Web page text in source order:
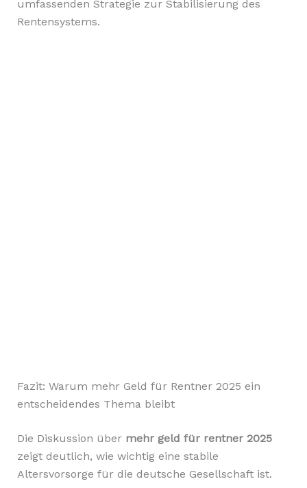
umfassenden Strategie zur Stabilisierung des
Rentensystems.
Fazit: Warum mehr Geld für Rentner 2025 ein
entscheidendes Thema bleibt
Die Diskussion über mehr geld für rentner 2025
zeigt deutlich, wie wichtig eine stabile
Altersvorsorge für die deutsche Gesellschaft ist.